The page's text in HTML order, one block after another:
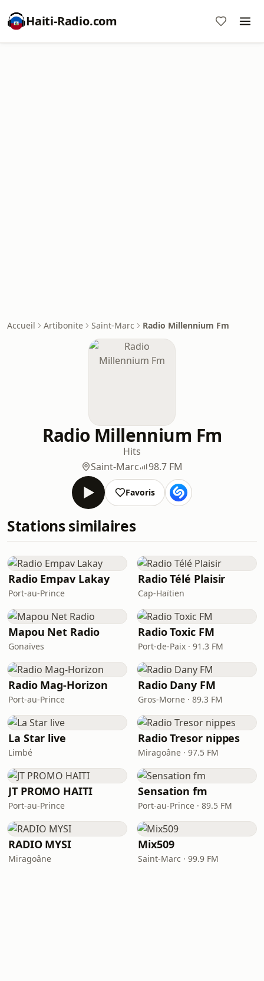
Haiti-Radio.com
Accueil Artibonite Saint-Marc Radio Millennium Fm
Radio Millennium Fm
Hits
Saint-Marc
98.7 FM
Favoris
Stations similaires
Radio Empav Lakay
Port-au-Prince
Radio Télé Plaisir
Cap-Haïtien
Mapou Net Radio
Gonaïves
Radio Toxic FM
Port-de-Paix · 91.3 FM
Radio Mag-Horizon
Port-au-Prince
Radio Dany FM
Gros-Morne · 89.3 FM
La Star live
Limbé
Radio Tresor nippes
Miragoâne · 97.5 FM
JT PROMO HAITI
Port-au-Prince
Sensation fm
Port-au-Prince · 89.5 FM
RADIO MYSI
Miragoâne
Mix509
Saint-Marc · 99.9 FM